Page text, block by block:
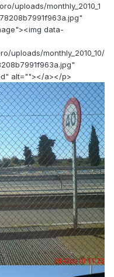
uploads/monthly_2010_1
data-
uploads/monthly_2010_10/
alt=""></a></p>